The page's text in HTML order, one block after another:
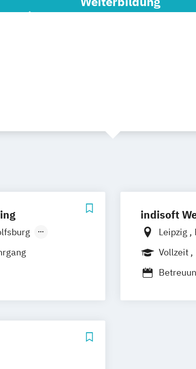
indisoft
Leipzig
Vollzeit
und §37